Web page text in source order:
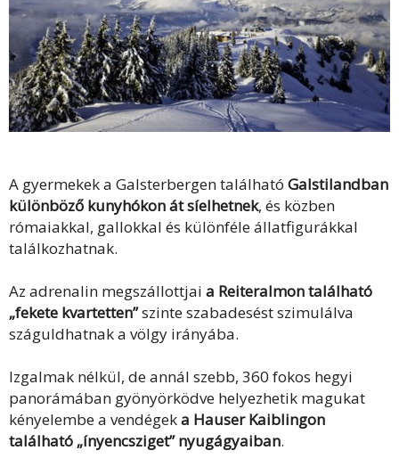
A gyermekek a Galsterbergen található Galstilandban
különböző kunyhókon át síelhetnek, és közben
rómaiakkal, gallokkal és különféle állatfigurákkal
találkozhatnak.
Az adrenalin megszállottjai a Reiteralmon található
„fekete kvartetten”szinte szabadesést szimulálva
száguldhatnak a völgy irányába.
Izgalmak nélkül, de annál szebb, 360 fokos hegyi
panorámában gyönyörködve helyezhetik magukat
kényelembe a vendégeka Hauser Kaiblingon
található „ínyencsziget” nyugágyaiban.